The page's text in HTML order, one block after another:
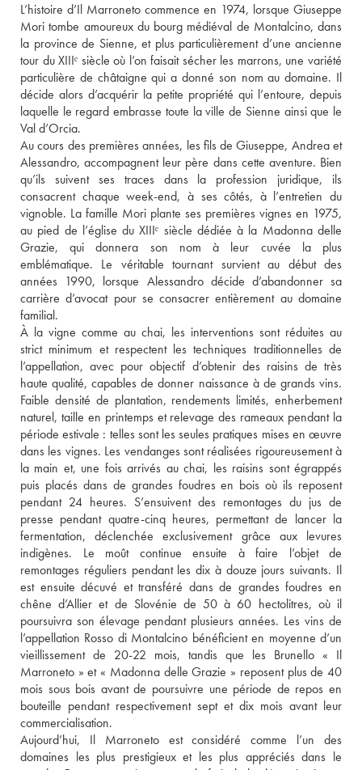
L’histoire d’Il Marroneto commence en 1974, lorsque Giuseppe
Mori tombe amoureux du bourg médiéval de Montalcino, dans
la province de Sienne, et plus particulièrement d’une ancienne
tour du XIIIᵉ siècle où l’on faisait sécher les marrons, une variété
particulière de châtaigne qui a donné son nom au domaine. Il
décide alors d’acquérir la petite propriété qui l’entoure, depuis
laquelle le regard embrasse toute la ville de Sienne ainsi que le
Val d’Orcia.
Au cours des premières années, les fils de Giuseppe, Andrea et
Alessandro, accompagnent leur père dans cette aventure. Bien
qu’ils suivent ses traces dans la profession juridique, ils
consacrent chaque week-end, à ses côtés, à l’entretien du
vignoble. La famille Mori plante ses premières vignes en 1975,
au pied de l’église du XIIIᵉ siècle dédiée à la Madonna delle
Grazie, qui donnera son nom à leur cuvée la plus
emblématique. Le véritable tournant survient au début des
années 1990, lorsque Alessandro décide d’abandonner sa
carrière d’avocat pour se consacrer entièrement au domaine
familial.
À la vigne comme au chai, les interventions sont réduites au
strict minimum et respectent les techniques traditionnelles de
l’appellation, avec pour objectif d’obtenir des raisins de très
haute qualité, capables de donner naissance à de grands vins.
Faible densité de plantation, rendements limités, enherbement
naturel, taille en printemps et relevage des rameaux pendant la
période estivale : telles sont les seules pratiques mises en œuvre
dans les vignes. Les vendanges sont réalisées rigoureusement à
la main et, une fois arrivés au chai, les raisins sont égrappés
puis placés dans de grandes foudres en bois où ils reposent
pendant 24 heures. S’ensuivent des remontages du jus de
presse pendant quatre-cinq heures, permettant de lancer la
fermentation, déclenchée exclusivement grâce aux levures
indigènes. Le moût continue ensuite à faire l’objet de
remontages réguliers pendant les dix à douze jours suivants. Il
est ensuite décuvé et transféré dans de grandes foudres en
chêne d’Allier et de Slovénie de 50 à 60 hectolitres, où il
poursuivra son élevage pendant plusieurs années. Les vins de
l’appellation Rosso di Montalcino bénéficient en moyenne d’un
vieillissement de 20-22 mois, tandis que les Brunello « Il
Marroneto » et « Madonna delle Grazie » reposent plus de 40
mois sous bois avant de poursuivre une période de repos en
bouteille pendant respectivement sept et dix mois avant leur
commercialisation.
Aujourd’hui, Il Marroneto est considéré comme l’un des
domaines les plus prestigieux et les plus appréciés dans le